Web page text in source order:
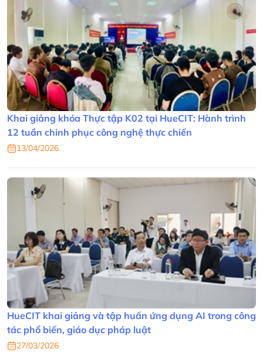
Khai giảng khóa Thực tập K02 tại HueCIT: Hành trình
12 tuần chinh phục công nghệ thực chiến
13/04/2026
HueCIT khai giảng và tập huấn ứng dụng AI trong công
tác phổ biến, giáo dục pháp luật
27/03/2026